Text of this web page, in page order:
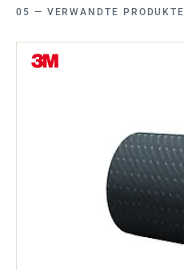
VERWANDTE PRODUKTE